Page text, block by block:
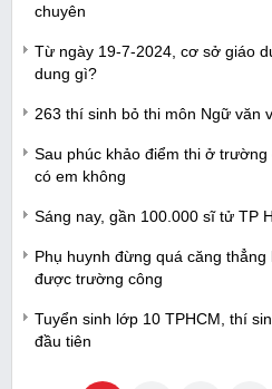
chuyên
Từ ngày 19-7-2024, cơ sở giáo
dung gì?
263 thí sinh bỏ thi môn Ngữ văn
Sau phúc khảo điểm thi ở trường
có em không
Sáng nay, gần 100.000 sĩ tử TP
Phụ huynh đừng quá căng
được trường công
Tuyển sinh lớp 10 TPHCM, thí
đầu tiên